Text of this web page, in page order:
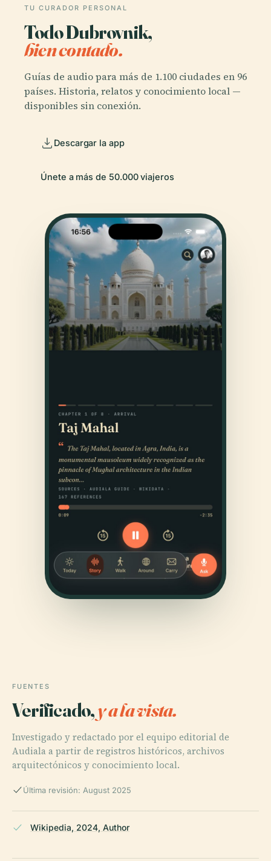
TU CURADOR PERSONAL
Todo Dubrovnik,
bien contado.
Guías de audio para más de 1.100 ciudades en 96
países. Historia, relatos y conocimiento local —
disponibles sin conexión.
Descargar la app
Únete a más de 50.000 viajeros
FUENTES
Verificado,y a la vista.
Investigado y redactado por el equipo editorial de
Audiala a partir de registros históricos, archivos
arquitectónicos y conocimiento local.
Última revisión: August 2025
Wikipedia, 2024, Author